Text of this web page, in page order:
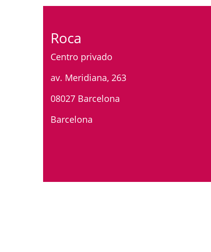
Roca
Centro privado
av. Meridiana, 263
08027 Barcelona
Barcelona